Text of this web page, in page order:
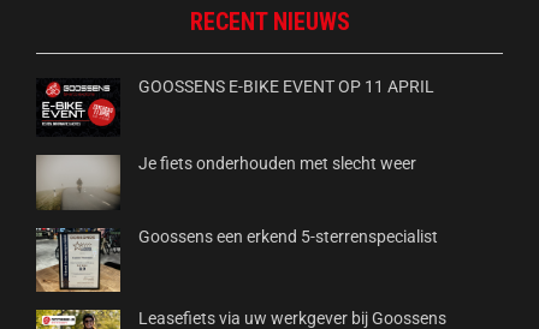
RECENT NIEUWS
GOOSSENS E-BIKE EVENT OP 11 APRIL
Je fiets onderhouden met slecht weer
Goossens een erkend 5-sterrenspecialist
Leasefiets via uw werkgever bij Goossens